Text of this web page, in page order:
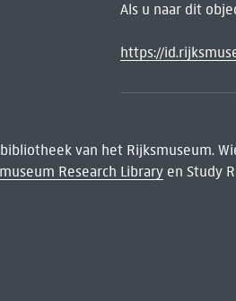
Als u naar dit
https://
van het Rijksmuseum.
Research Libraryen Study